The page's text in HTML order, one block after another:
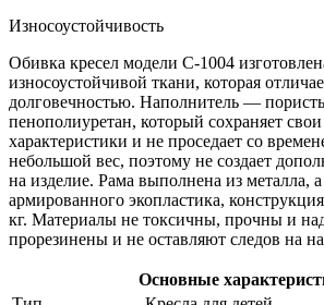
Износоустойчивость
Обивка кресел модели С-1004
износоустойчивой ткани, которая
долговечностью. Наполнитель —
пенополиуретан, который сохраняет
характеристики и не проседает со
небольшой вес, поэтому не создает
на изделие. Рама выполнена из металла,
армированного экопластика,
кг. Материалы не токсичны, прочны и
прорезинены и не оставляют следов на
Основные